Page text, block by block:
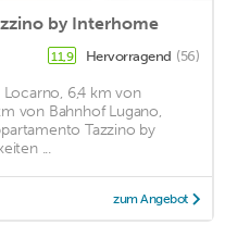
by Interhome
11,9 Hervorragend (56)
6,4 km von
von Bahnhof Lugano,
Tazzino by
...
zum Angebot